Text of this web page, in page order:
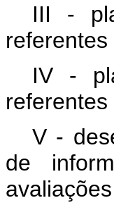
III -
IV -
V -
de